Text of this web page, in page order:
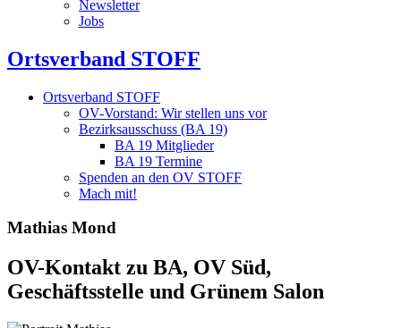
Newsletter
Jobs
Ortsverband STOFF
Ortsverband STOFF
OV-Vorstand: Wir stellen uns vor
Bezirksausschuss (BA 19)
BA 19 Mitglieder
BA 19 Termine
Spenden an den OV STOFF
Mach mit!
Mathias Mond
OV-Kontakt zu BA, OV Süd,
Geschäftsstelle und Grünem Salon